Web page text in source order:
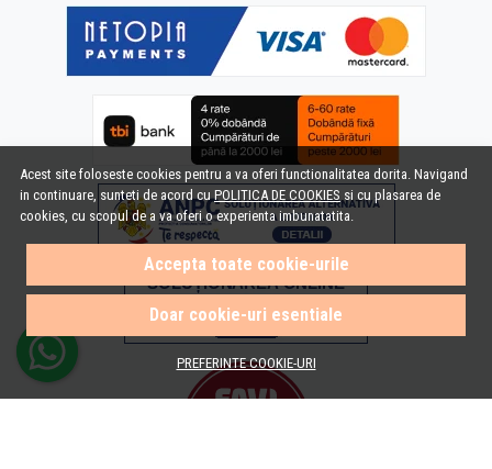
Acest site foloseste cookies pentru a va oferi functionalitatea dorita. Navigand
in continuare, sunteti de acord cuPOLITICA DE COOKIES si cu plasarea de
cookies, cu scopul de a va oferi o experienta imbunatatita.
Accepta toate cookie-urile
Doar cookie-uri esentiale
PREFERINTE COOKIE-URI